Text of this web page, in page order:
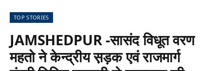
TOP STORIES
JAMSHEDPUR -सासंद विधूत वरण
महतो ने केन्द्रीय स़ड़क एवं राजमार्ग